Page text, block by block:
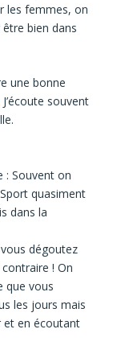
les femmes, on
bien dans
une bonne
J’écoute souvent
:Souvent on
quasiment
dans la
dégoutez
! On
que vous
les jours mais
et en écoutant